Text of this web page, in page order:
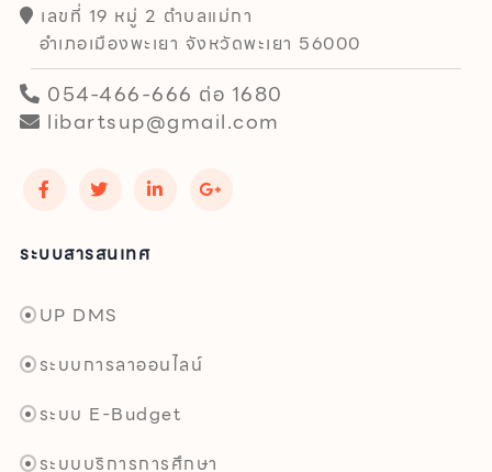
เลขที่ 19 หมู่ 2 ตำบลแม่กา
อำเภอเมืองพะเยา จังหวัดพะเยา 56000
054-466-666 ต่อ 1680
libartsup@gmail.com
ระบบสารสนเทศ
UP DMS
ระบบการลาออนไลน์
ระบบ E-Budget
ระบบบริการการศึกษา